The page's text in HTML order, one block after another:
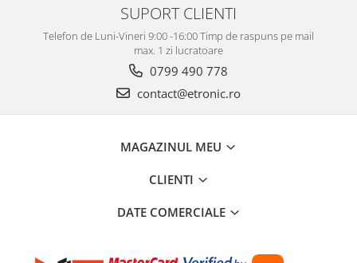
SUPORT CLIENTI
Telefon de Luni-Vineri 9:00 -16:00 Timp de raspuns pe mail
max. 1 zi lucratoare
0799 490 778
contact@etronic.ro
MAGAZINUL MEU
CLIENTI
DATE COMERCIALE